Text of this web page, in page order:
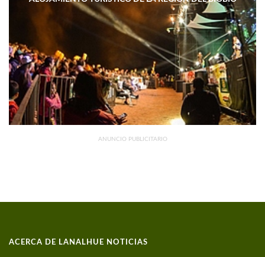
DISMINUYERON 15,4% INTERANUAL
ANUNCIO PUBLICITARIO
ACERCA DE LANALHUE NOTICIAS